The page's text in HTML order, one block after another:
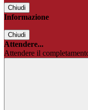
Chiudi
Informazione
Chiudi
Attendere...
Attendere il